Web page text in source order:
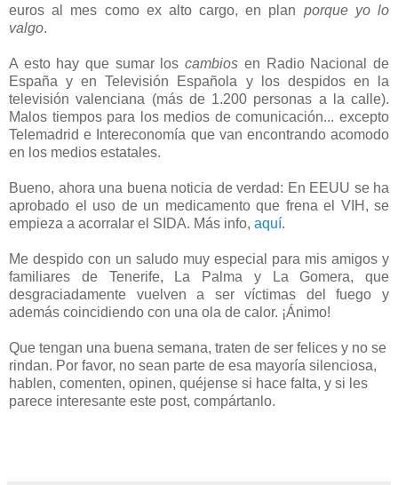
euros al mes como ex alto cargo, en plan porque yo lo
valgo.
A esto hay que sumar loscambios en Radio Nacional de
España y en Televisión Española y los despidos en la
televisión valenciana (más de 1.200 personas a la calle).
Malos tiempos para los medios de comunicación... excepto
Telemadrid e Intereconomía que van encontrando acomodo
en los medios estatales.
Bueno, ahora una buena noticia de verdad: En EEUU se ha
aprobado el uso de un medicamento que frena el VIH, se
empieza a acorralar el SIDA. Más info, aquí.
Me despido con un saludo muy especial para mis amigos y
familiares de Tenerife, La Palma y La Gomera, que
desgraciadamente vuelven a ser víctimas del fuego y
además coincidiendo con una ola de calor. ¡Ánimo!
Que tengan una buena semana, traten de ser felices y no se
rindan. Por favor, no sean parte de esa mayoría silenciosa,
hablen, comenten, opinen, quéjense si hace falta, y si les
parece interesante este post, compártanlo.